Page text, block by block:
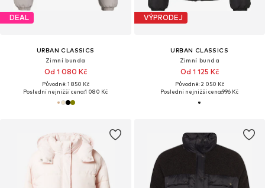
DEAL
URBAN CLASSICS
Zimní bunda
Od 1 080 Kč
Původně: 1 850 Kč
Poslední nejnižší cena:1 080 Kč
VÝPRODEJ
URBAN CLASSICS
Zimní bunda
Od 1 125 Kč
Původně: 2 050 Kč
Poslední nejnižší cena:996 Kč